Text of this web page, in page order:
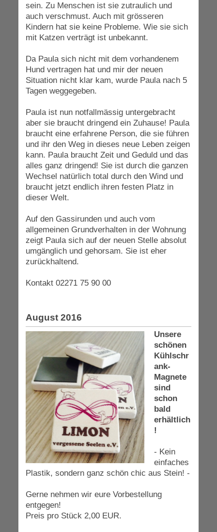
sein. Zu Menschen ist sie zutraulich und
auch verschmust. Auch mit grösseren
Kindern hat sie keine Probleme. Wie sie sich
mit Katzen verträgt ist unbekannt.
Da Paula sich nicht mit dem vorhandenem
Hund vertragen hat und mir der neuen
Situation nicht klar kam, wurde Paula nach 5
Tagen weggegeben.
Paula ist nun notfallmässig untergebracht
aber sie braucht dringend ein Zuhause! Paula
braucht eine erfahrene Person, die sie führen
und ihr den Weg in dieses neue Leben zeigen
kann. Paula braucht Zeit und Geduld und das
alles ganz dringend! Sie ist durch die ganzen
Wechsel natürlich total durch den Wind und
braucht jetzt endlich ihren festen Platz in
dieser Welt.
Auf den Gassirunden und auch vom
allgemeinen Grundverhalten in der Wohnung
zeigt Paula sich auf der neuen Stelle absolut
umgänglich und gehorsam. Sie ist eher
zurückhaltend.
Kontakt 02271 75 90 00
August 2016
Unsere
schönen
Kühlschr
ank-
Magnete
sind
schon
bald
erhältlich
!
- Kein
einfaches
Plastik, sondern ganz schön chic aus Stein! -
Gerne nehmen wir eure Vorbestellung
entgegen!
Preis pro Stück 2,00 EUR.